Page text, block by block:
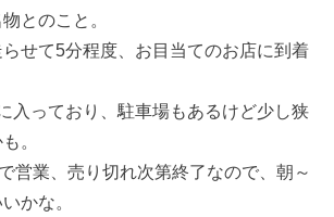
とのこと。
せて5分程度、お目当てのお店に到着
入っており、駐車場もあるけど少し狭
。
営業、売り切れ次第終了なので、朝～
かな。